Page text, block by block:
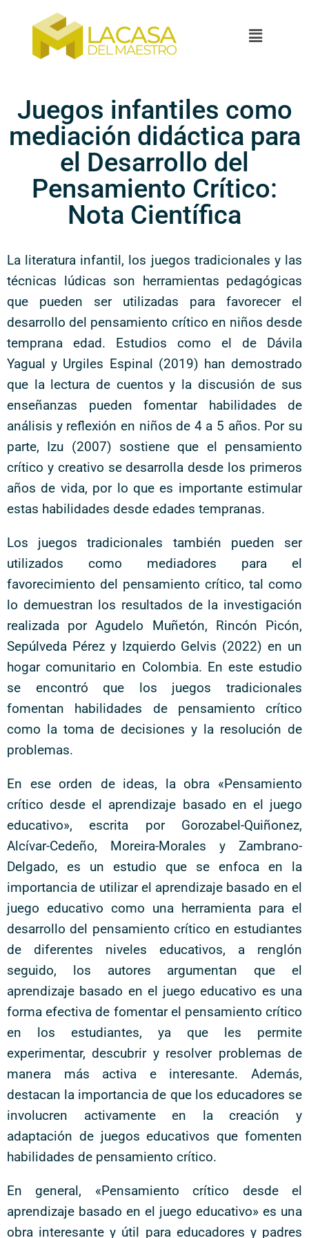
Juegos infantiles como
mediación didáctica para
el Desarrollo del
Pensamiento Crítico:
Nota Científica
La literatura infantil, los juegos tradicionales y las
técnicas lúdicas son herramientas pedagógicas
que pueden ser utilizadas para favorecer el
desarrollo del pensamiento crítico en niños desde
temprana edad. Estudios como el de Dávila
Yagual y Urgiles Espinal (2019) han demostrado
que la lectura de cuentos y la discusión de sus
enseñanzas pueden fomentar habilidades de
análisis y reflexión en niños de 4 a 5 años. Por su
parte, Izu (2007) sostiene que el pensamiento
crítico y creativo se desarrolla desde los primeros
años de vida, por lo que es importante estimular
estas habilidades desde edades tempranas.
Los juegos tradicionales también pueden ser
utilizados como mediadores para el
favorecimiento del pensamiento crítico, tal como
lo demuestran los resultados de la investigación
realizada por Agudelo Muñetón, Rincón Picón,
Sepúlveda Pérez y Izquierdo Gelvis (2022) en un
hogar comunitario en Colombia. En este estudio
se encontró que los juegos tradicionales
fomentan habilidades de pensamiento crítico
como la toma de decisiones y la resolución de
problemas.
En ese orden de ideas, la obra «Pensamiento
crítico desde el aprendizaje basado en el juego
educativo», escrita por Gorozabel-Quiñonez,
Alcívar-Cedeño, Moreira-Morales y Zambrano-
Delgado, es un estudio que se enfoca en la
importancia de utilizar el aprendizaje basado en el
juego educativo como una herramienta para el
desarrollo del pensamiento crítico en estudiantes
de diferentes niveles educativos, a renglón
seguido, los autores argumentan que el
aprendizaje basado en el juego educativo es una
forma efectiva de fomentar el pensamiento crítico
en los estudiantes, ya que les permite
experimentar, descubrir y resolver problemas de
manera más activa e interesante. Además,
destacan la importancia de que los educadores se
involucren activamente en la creación y
adaptación de juegos educativos que fomenten
habilidades de pensamiento crítico.
En general, «Pensamiento crítico desde el
aprendizaje basado en el juego educativo» es una
obra interesante y útil para educadores y padres